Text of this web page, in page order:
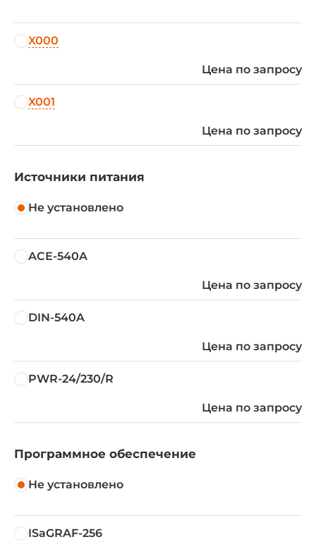
X000
Цена по запросу
X001
Цена по запросу
Источники питания
Не установлено
ACE-540A
Цена по запросу
DIN-540A
Цена по запросу
PWR-24/230/R
Цена по запросу
Программное обеспечение
Не установлено
ISaGRAF-256